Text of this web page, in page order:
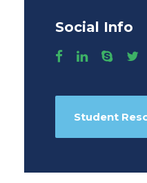
Social Info
Student